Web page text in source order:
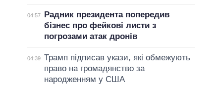
04:57
Радник президента попередив
бізнес про фейкові листи з
погрозами атак дронів
04:39 Трамп підписав укази, які обмежують
право на громадянство за
народженням у США